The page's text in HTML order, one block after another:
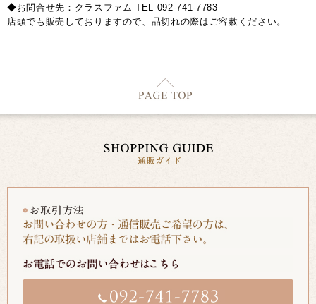
◆お問合せ先：クラスファム TEL 092-741-7783
店頭でも販売しておりますので、品切れの際はご容赦ください。